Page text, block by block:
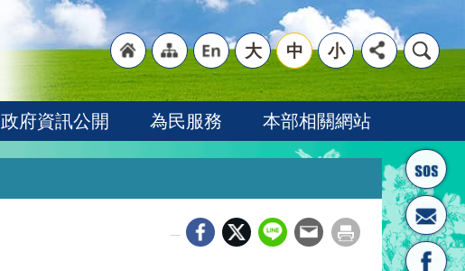
"網 "英
大 中 小
政府資訊公開 為民服務 本部相關網站